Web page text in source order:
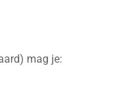
mag je: